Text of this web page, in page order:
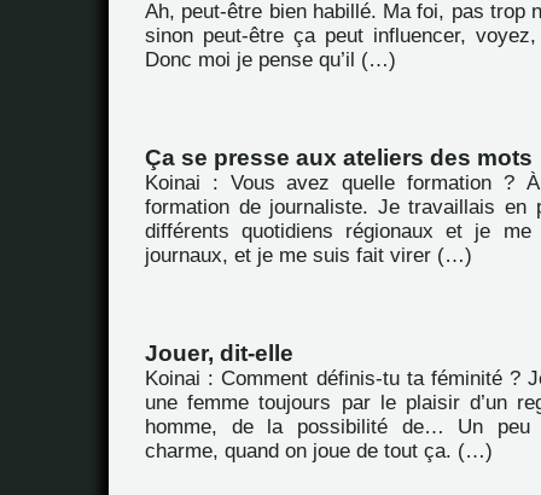
Ah, peut-être bien habillé. Ma foi, pas trop
sinon peut-être ça peut influencer,
Donc moi je pense qu’il (…)
Ça se presse aux ateliers des mots
Koinai : Vous avez quelle formation ?
formation de journaliste. Je travaillais en
différents quotidiens régionaux et je
journaux, et je me suis fait virer (…)
Jouer, dit-elle
Koinai : Comment définis-tu ta féminité ?
une femme toujours par le plaisir d’un
homme, de la possibilité de… Un peu
charme, quand on joue de tout ça. (…)